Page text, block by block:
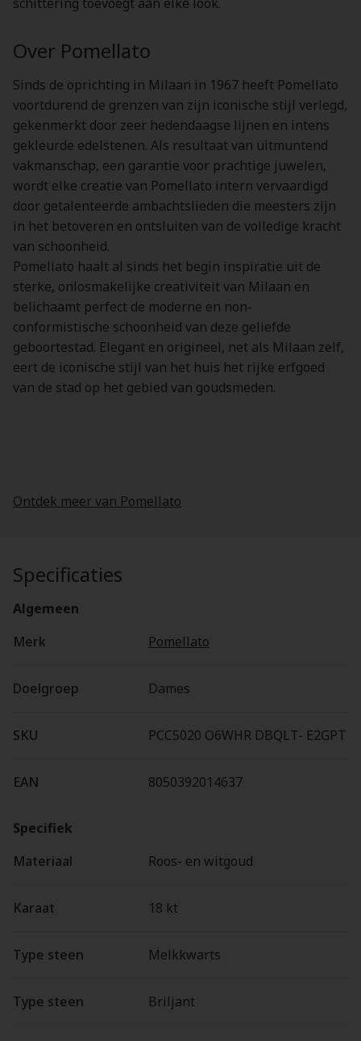
Over Pomellato
Sinds de oprichting in Milaan in 1967 heeft Pomellato
voortdurend de grenzen van zijn iconische stijl verlegd,
gekenmerkt door zeer hedendaagse lijnen en intens
gekleurde edelstenen. Als resultaat van uitmuntend
vakmanschap, een garantie voor prachtige juwelen,
wordt elke creatie van Pomellato intern vervaardigd
door getalenteerde ambachtslieden die meesters zijn
in het betoveren en ontsluiten van de volledige kracht
van schoonheid.
Pomellato haalt al sinds het begin inspiratie uit de
sterke, onlosmakelijke creativiteit van Milaan en
belichaamt perfect de moderne en non-
conformistische schoonheid van deze geliefde
geboortestad. Elegant en origineel, net als Milaan zelf,
eert de iconische stijl van het huis het rijke erfgoed
van de stad op het gebied van goudsmeden.
Ontdek meer van Pomellato
Specificaties
Algemeen
Merk
Pomellato
Doelgroep Dames
SKU PCC5020 O6WHR DBQLT- E2GPT
EAN 8050392014637
Specifiek
Materiaal
Roos- en witgoud
Karaat 18 kt
Type steen Melkkwarts
Type steen Briljant